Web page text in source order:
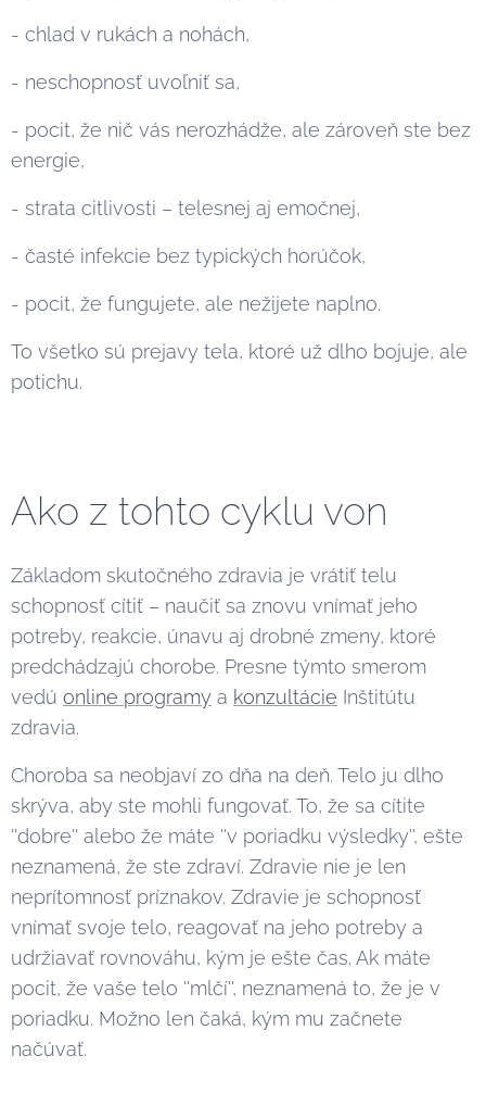
- chlad v rukách a nohách,
- neschopnosť uvoľniť sa,
- pocit, že nič vás nerozhádže, ale zároveň ste bez
energie,
- strata citlivosti – telesnej aj emočnej,
- časté infekcie bez typických horúčok,
- pocit, že fungujete, ale nežijete naplno.
To všetko sú prejavy tela, ktoré už dlho bojuje, ale
potichu.
Ako z tohto cyklu von
Základom skutočného zdravia je vrátiť telu
schopnosť cítiť – naučiť sa znovu vnímať jeho
potreby, reakcie, únavu aj drobné zmeny, ktoré
predchádzajú chorobe. Presne týmto smerom
vedú online programy a konzultácie Inštitútu
zdravia.
Choroba sa neobjaví zo dňa na deň. Telo ju dlho
skrýva, aby ste mohli fungovať. To, že sa cítite
''dobre'' alebo že máte ''v poriadku výsledky'', ešte
neznamená, že ste zdraví. Zdravie nie je len
neprítomnosť príznakov. Zdravie je schopnosť
vnímať svoje telo, reagovať na jeho potreby a
udržiavať rovnováhu, kým je ešte čas. Ak máte
pocit, že vaše telo ''mlčí'', neznamená to, že je v
poriadku. Možno len čaká, kým mu začnete
načúvať.